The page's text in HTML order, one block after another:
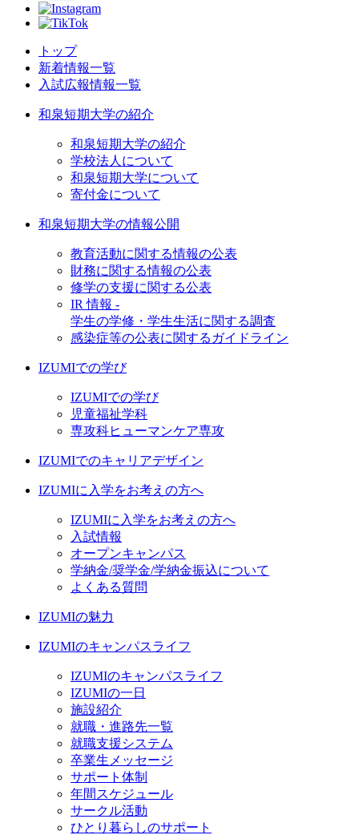
トップ
新着情報一覧
入試広報情報一覧
和泉短期大学の紹介
和泉短期大学の紹介
学校法人について
和泉短期大学について
寄付金について
和泉短期大学の情報公開
教育活動に関する情報の公表
財務に関する情報の公表
修学の支援に関する公表
IR 情報 -
学生の学修・学生生活に関する調査
感染症等の公表に関するガイドライン
IZUMIでの学び
IZUMIでの学び
児童福祉学科
専攻科ヒューマンケア専攻
IZUMIでのキャリアデザイン
IZUMIに入学をお考えの方へ
IZUMIに入学をお考えの方へ
入試情報
オープンキャンパス
学納金/奨学金/学納金振込について
よくある質問
IZUMIの魅力
IZUMIのキャンパスライフ
IZUMIのキャンパスライフ
IZUMIの一日
施設紹介
就職・進路先一覧
就職支援システム
卒業生メッセージ
サポート体制
年間スケジュール
サークル活動
ひとり暮らしのサポート